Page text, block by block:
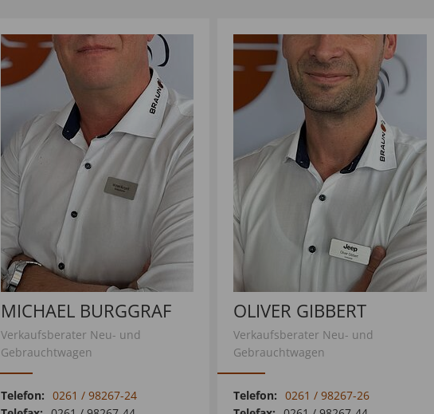
MICHAEL BURGGRAF
Verkaufsberater Neu- und
Gebrauchtwagen
Telefon: 0261 / 98267-24
OLIVER GIBBERT
Verkaufsberater Neu- und
Gebrauchtwagen
Telefon: 0261 / 98267-26